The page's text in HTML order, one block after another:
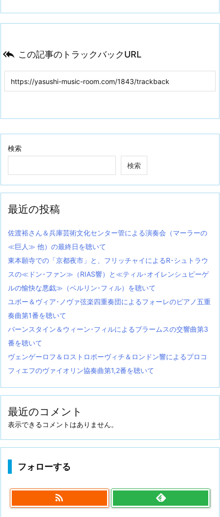
 この記事のトラックバックURL
検索
検索
最近の投稿
佐渡裕さん＆兵庫芸術文化センター管による演奏会（マーラーの
≪巨人≫ 他）の最終日を聴いて
東本願寺での「京都夜市」と、フリッチャイによるR･シュトラウ
スの≪ドン･ファン≫（RIAS響）と≪ティル･オイレンシュピーゲ
ルの愉快な悪戯≫（ベルリン･フィル）を聴いて
ユボー＆ヴィア･ノヴァ弦楽四重奏団によるフォーレのピアノ五重
奏曲第1番を聴いて
バーンスタイン＆ウィーン･フィルによるブラームスの交響曲第3
番を聴いて
ヴェンゲーロフ＆ロストロポーヴィチ＆ロンドン響によるプロコ
フィエフのヴァイオリン協奏曲第1,2番を聴いて
最近のコメント
表示できるコメントはありません。
フォローする
